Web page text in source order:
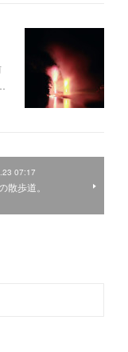
07:17
散歩道。